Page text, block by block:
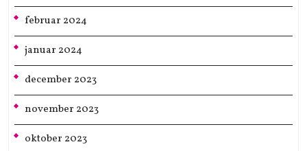
februar 2024
januar 2024
december 2023
november 2023
oktober 2023